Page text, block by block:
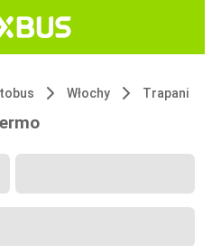
Włochy Trapani